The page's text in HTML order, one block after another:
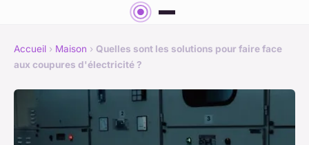
Accueil › Maison › Quelles sont les solutions pour faire face
aux coupures d'électricité ?